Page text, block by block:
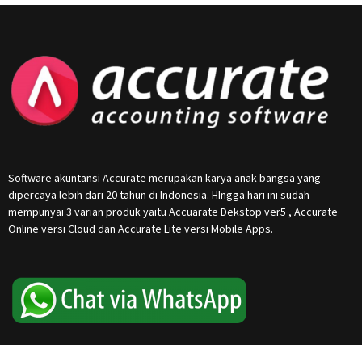
Software akuntansi Accurate merupakan karya anak bangsa yang
dipercaya lebih dari 20 tahun di Indonesia. HIngga hari ini sudah
mempunyai 3 varian produk yaitu Accuarate Dekstop ver5 , Accurate
Online versi Cloud dan Accurate Lite versi Mobile Apps.